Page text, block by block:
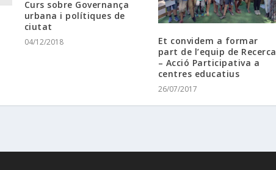
Curs sobre Governança
urbana i polítiques de
ciutat
04/12/2018
Et convidem a formar
part de l’equip de Recerca
– Acció Participativa a
centres educatius
26/07/2017